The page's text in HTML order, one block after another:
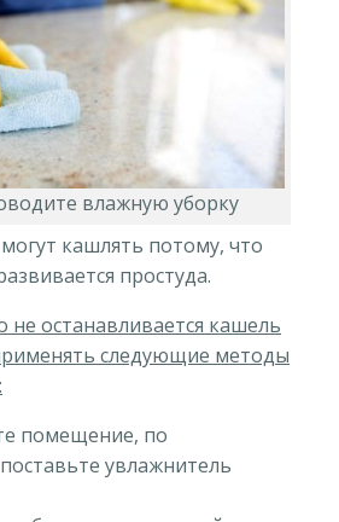
влажную уборку
кашлять потому, что
простуда.
не останавливается кашель
следующие методы
помещение, по
увлажнитель